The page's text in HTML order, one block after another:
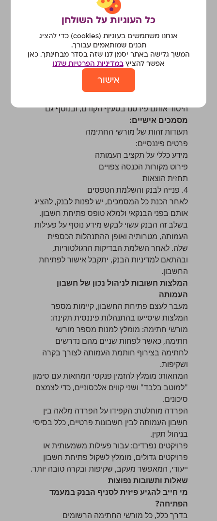
ניתן לפנות הן לבנקים הגדולים והן לבנקים הקטנים.
מומלץ לבחור בנק שבו קיים קשר אישי עם נציג או
סניף, שכן היכרות מוקדמת עשויה להקל על
התהליך, לזרז אישורים ולהוביל לתנאים טובים
הכנת כל המסמכים מראש היא שלב קריטי
היסוד אותם פירטנו בסעיף הקודם, ובנוסף גם
מסמכים אישיים:
תעודות זהות של מורשי החתימה
פרטים פיננסיים:
מידע כללי על תקציב העמותה
פירוט מקורות הכנסה צפויים
תחזית הוצאות
4. פנייה לבנק והשלמת הטפסים
לאחר הכנת כל המסמכים, יש לפנות לבנק, להציג
אותם בפני הבנקאי ולמלא טופס פתיחת חשבון.
בשלב זה הבנק עשוי לבקש מידע נוסף על פעילות
העמותה, מטרותיה ואופן ההתנהלות הכספית
שלה. לאחר השלמת הבדיקות הרגולטוריות,
ובהתאם למדיניות הבנק, יתקבל אישור לפתיחת
החשבון.
המלצות חשובות לניהול נכון של חשבון
העמותה
מעבר לעצם פתיחת החשבון, קיימות מספר
המלצות שיסייעו בהתנהלות פיננסית תקינה:
מורשי חתימה: מומלץ למנות מספר מורשי
חתימה, כאשר לפחות שניים מהם נדרשים
לחתימה בצירוף חותמת העמותה לצורך בקרה
ושקיפות.
המחאות: מומלץ להזמין פנקסי המחאות עם סימון
"למוטב בלבד" ושני קווים אלכסוניים, כדי לצמצם
סיכונים.
הפרדה מוחלטת: הקפידו על הפרדה מלאה בין
חשבון העמותה לבין חשבונות פרטיים, כלל בסיסי
בניהול תקין.
פרויקטים נפרדים: עבור פעילות משמעותית או
פרויקטים גדולים, מומלץ לשקול פתיחת חשבון
ייעודי, המאפשר מעקב, שקיפות ובקרה טובה יותר.
שאלות ותשובות נפוצות
מי חייב להגיע פיזית לסניף הבנק במעמד
הפתיחה?
בדרך כלל, כל מורשי החתימה הרשומים
כל העוגיות על השולחן
אנחנו משתמשים בעוגיות (cookies) כדי להציג
תכנים שמותאמים עבורך.
המשך גלישה באתר יסמן לנו שזה בסדר מבחינתך. כאן
אפשר להציץבמדיניות הפרטיות שלנו
אישור